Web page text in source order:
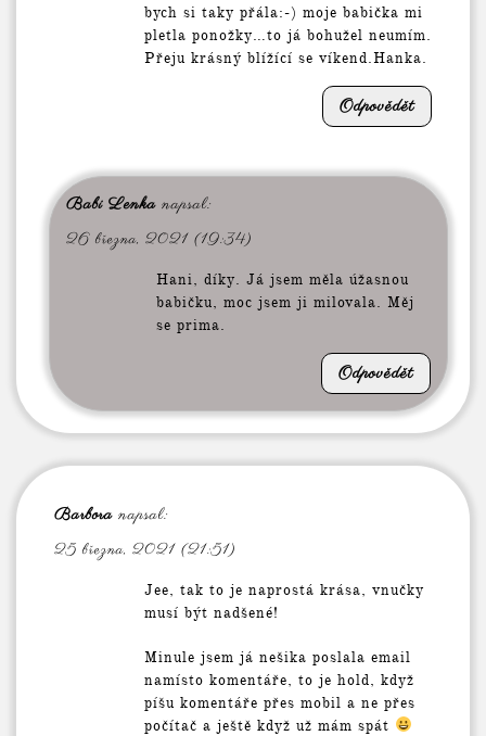
bych si taky přála:-) moje babička mi
pletla ponožky…to já bohužel neumím.
Přeju krásný blížící se víkend.Hanka.
Odpovědět
Babi Lenka napsal:
26 března, 2021 (19:34)
Hani, díky. Já jsem měla úžasnou
babičku, moc jsem ji milovala. Měj
se prima.
Odpovědět
Barbora napsal:
25 března, 2021 (21:51)
Jee, tak to je naprostá krása, vnučky
musí být nadšené!
Minule jsem já nešika poslala email
namísto komentáře, to je hold, když
píšu komentáře přes mobil a ne přes
počítač a ještě když už mám spát